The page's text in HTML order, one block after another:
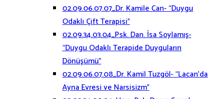
02.09.06.07.07_Dr. Kamile Can- “Duygu
Odaklı Çift Terapisi”
02.09.34.03.04_Psk. Dan. İsa Soylamış-
“Duygu Odaklı Terapide Duyguların
Dönüşümü”
02.09.06.07.08_Dr. Kamil Tuzgöl- “Lacan’da
Ayna Evresi ve Narsisizm”